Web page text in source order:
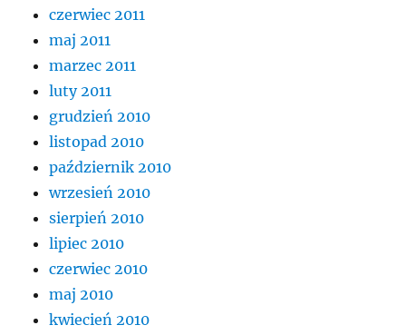
czerwiec 2011
maj 2011
marzec 2011
luty 2011
grudzień 2010
listopad 2010
październik 2010
wrzesień 2010
sierpień 2010
lipiec 2010
czerwiec 2010
maj 2010
kwiecień 2010